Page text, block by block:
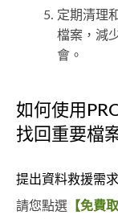
定期清理
檔案，減
會。
如何使用
找回重要檔
提出資料救援需求
請您點選 【免費